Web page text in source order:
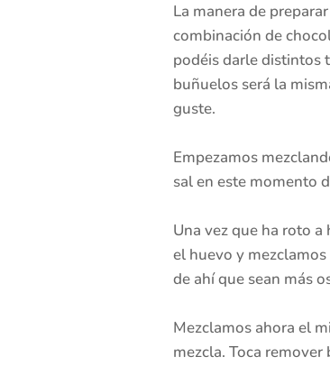
La manera de
combinación de
podéis darle distintos
buñuelos será la
guste.
Empezamos
sal en este momento
Una vez que ha roto
el huevo y
de ahí que sean más
Mezclamos ahora el
mezcla. Toca remover